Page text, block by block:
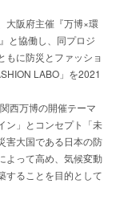
大阪府主催『万博×環
と協働し、同プロジ
もに防災とファッショ
LABO」を2021
西万博の開催テーマ
ン」とコンセプト「未
害大国である日本の防
よって高め、気候変動
することを目的として